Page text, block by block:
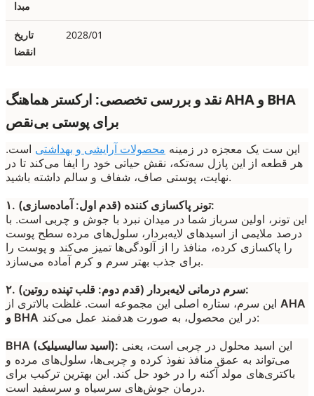
مبدا
تاریخ
انقضا
2028/01
نقد و بررسی تخصصی: ارکستر هماهنگ AHA و BHA
برای پوستی بی‌نقص
این ست یک معجزه در زمینه محصولات آرایشی و بهداشتی است.
هر قطعه از این پازل سه‌تکه، نقش حیاتی خود را ایفا می‌کند تا در
نهایت، پوستی صاف، شفاف و سالم داشته باشید.
۱. تونر پاکسازی کننده (قدم اول: آماده‌سازی):
این تونر، اولین سرباز شما در میدان نبرد با جوش و چربی است. با
درصد ملایمی از اسیدهای لایه‌بردار، سلول‌های مرده سطح پوست
را پاکسازی کرده، منافذ را از آلودگی‌ها تمیز می‌کند و پوست را
برای جذب بهتر سرم و کرم آماده می‌سازد.
۲. سرم درمانی لایه‌بردار (قدم دوم: قلب تپنده روتین):
این سرم، ستاره اصلی این مجموعه است. غلظت بالاتری از AHA
و BHA
در این محصول، به صورت هدفمند عمل می‌کند:
BHA (اسید سالیسیلیک): این اسید محلول در چربی است، یعنی
می‌تواند به عمق منافذ نفوذ کرده و چربی‌ها، سلول‌های مرده و
باکتری‌های مولد آکنه را در خود حل کند. این بهترین ترکیب برای
درمان جوش‌های سرسیاه و سرسفید است.